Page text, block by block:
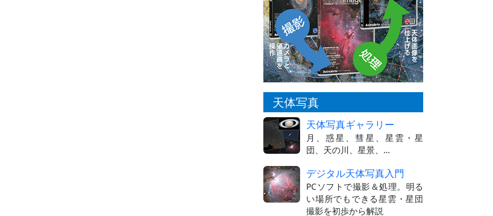
天体写真
天体写真ギャラリー
月、惑星、彗星、星雲・星
団、天の川、星景、…
デジタル天体写真入門
PCソフトで撮影＆処理。明る
い場所でもできる星雲・星団
撮影を初歩から解説